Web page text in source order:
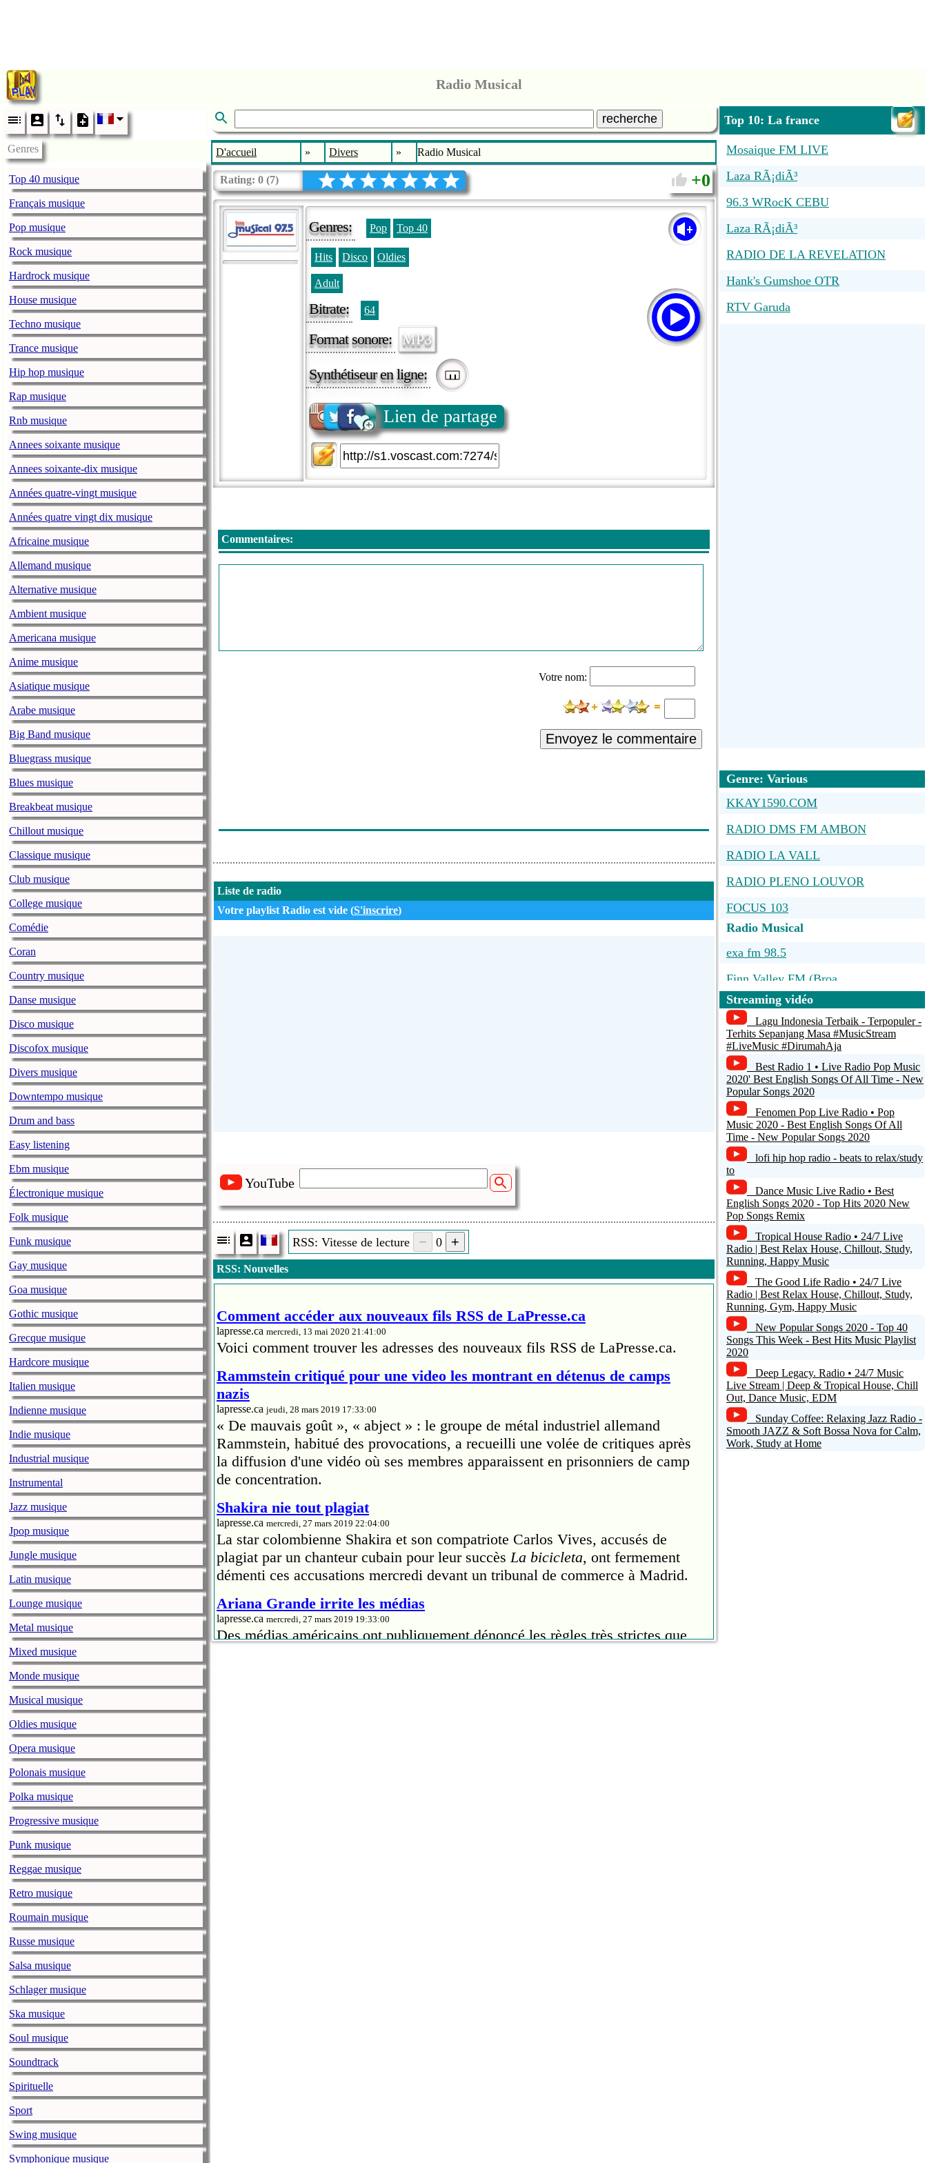
Radio Musical
Genres
Top 40 musique
Français musique
Pop musique
Rock musique
Hardrock musique
House musique
Techno musique
Trance musique
Hip hop musique
Rap musique
Rnb musique
Annees soixante musique
Annees soixante-dix musique
Années quatre-vingt musique
Années quatre vingt dix musique
Africaine musique
Allemand musique
Alternative musique
Ambient musique
Americana musique
Anime musique
Asiatique musique
Arabe musique
Big Band musique
Bluegrass musique
Blues musique
Breakbeat musique
Chillout musique
Classique musique
Club musique
College musique
Comédie
Coran
Country musique
Danse musique
Disco musique
Discofox musique
Divers musique
Downtempo musique
Drum and bass
Easy listening
Ebm musique
Électronique musique
Folk musique
Funk musique
Gay musique
Goa musique
Gothic musique
Grecque musique
Hardcore musique
Italien musique
Indienne musique
Indie musique
Industrial musique
Instrumental
Jazz musique
Jpop musique
Jungle musique
Latin musique
Lounge musique
Metal musique
Mixed musique
Monde musique
Musical musique
Oldies musique
Opera musique
Polonais musique
Polka musique
Progressive musique
Punk musique
Reggae musique
Retro musique
Roumain musique
Russe musique
Salsa musique
Schlager musique
Ska musique
Soul musique
Soundtrack
Spirituelle
Sport
Swing musique
Symphonique musique
recherche
D'accueil » Divers » Radio Musical
Rating: 0 (7) 0
Genres: Pop Top 40
Hits Disco Oldies
Adult
Bitrate: 64
Format sonore: MP3
Synthétiseur en ligne:
Lien de partage
Commentaires:
Votre nom:
Envoyez le commentaire
Liste de radio
Votre playlist Radio est vide (S'inscrire)
YouTube
RSS: Vitesse de lecture 0
RSS: Nouvelles
Comment accéder aux nouveaux fils RSS de LaPresse.ca
lapresse.ca mercredi, 13 mai 2020 21:41:00
Voici comment trouver les adresses des nouveaux fils RSS de LaPresse.ca.
Rammstein critiqué pour une video les montrant en détenus de camps
nazis
lapresse.ca jeudi, 28 mars 2019 17:33:00
« De mauvais goût », « abject » : le groupe de métal industriel allemand
Rammstein, habitué des provocations, a recueilli une volée de critiques après
la diffusion d'une vidéo où ses membres apparaissent en prisonniers de camp
de concentration.
Shakira nie tout plagiat
lapresse.ca mercredi, 27 mars 2019 22:04:00
La star colombienne Shakira et son compatriote Carlos Vives, accusés de
plagiat par un chanteur cubain pour leur succèsLa bicicleta, ont fermement
démenti ces accusations mercredi devant un tribunal de commerce à Madrid.
Ariana Grande irrite les médias
lapresse.ca mercredi, 27 mars 2019 19:33:00
Des médias américains ont publiquement dénoncé les règles très strictes que
Top 10: La france
Mosaique FM LIVE
Laza RÃ¡diÃ³
96.3 WRocK CEBU
Laza RÃ¡diÃ³
RADIO DE LA REVELATION
Hank's Gumshoe OTR
RTV Garuda
Genre: Various
KKAY1590.COM
RADIO DMS FM AMBON
RADIO LA VALL
RADIO PLENO LOUVOR
FOCUS 103
Radio Musical
exa fm 98.5
Finn Valley FM (Broa...
No Name
Nova Vida
Radio Reggio
Streaming vidéo
Lagu Indonesia Terbaik - Terpopuler -
Terhits Sepanjang Masa #MusicStream
#LiveMusic #DirumahAja
Best Radio 1 • Live Radio Pop Music
2020' Best English Songs Of All Time - New
Popular Songs 2020
Fenomen Pop Live Radio • Pop
Music 2020 - Best English Songs Of All
Time - New Popular Songs 2020
lofi hip hop radio - beats to relax/study
to
Dance Music Live Radio • Best
English Songs 2020 - Top Hits 2020 New
Pop Songs Remix
Tropical House Radio • 24/7 Live
Radio | Best Relax House, Chillout, Study,
Running, Happy Music
The Good Life Radio • 24/7 Live
Radio | Best Relax House, Chillout, Study,
Running, Gym, Happy Music
New Popular Songs 2020 - Top 40
Songs This Week - Best Hits Music Playlist
2020
Deep Legacy. Radio • 24/7 Music
Live Stream | Deep & Tropical House, Chill
Out, Dance Music, EDM
Sunday Coffee: Relaxing Jazz Radio -
Smooth JAZZ & Soft Bossa Nova for Calm,
Work, Study at Home